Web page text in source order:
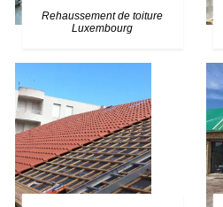
Rehaussement de toiture
Luxembourg